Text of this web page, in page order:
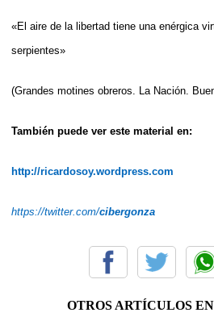
«El aire de la libertad tiene una enérgica
serpientes»
(Grandes motines obreros. La Nación.
También puede ver este material en:
http://ricardosoy.wordpress.com
https://twitter.com/cibergonza
OTROS ARTÍCULOS